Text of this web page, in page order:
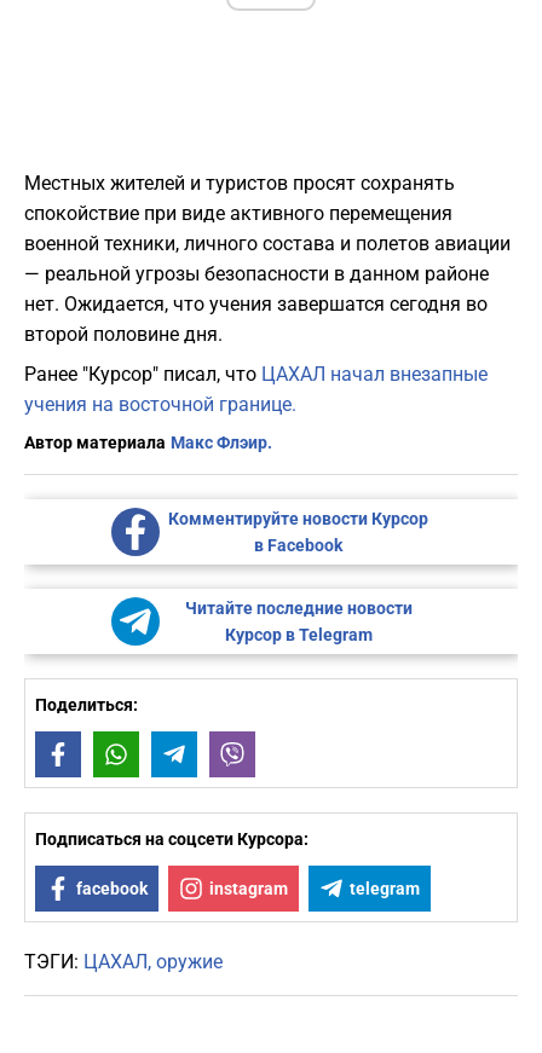
Местных жителей и туристов просят сохранять
спокойствие при виде активного перемещения
военной техники, личного состава и полетов авиации
— реальной угрозы безопасности в данном районе
нет. Ожидается, что учения завершатся сегодня во
второй половине дня.
Ранее "Курсор" писал, что ЦАХАЛ начал внезапные
учения на восточной границе.
Автор материала Макс Флэир.
Комментируйте новости Курсор
в Facebook
Читайте последние новости
Курсор в Telegram
Поделиться:
FacebookWhatsAppTelegram
Подписаться на соцсети Курсора:
facebook instagram telegram
ТЭГИ: ЦАХАЛ оружие